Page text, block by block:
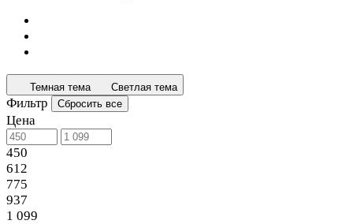
Темная тема Светлая тема
Фильтр Сбросить все
Цена
450
612
775
937
1 099